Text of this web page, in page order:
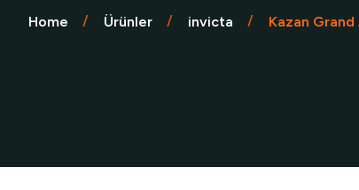
Home Ürünler invicta Kazan Grand